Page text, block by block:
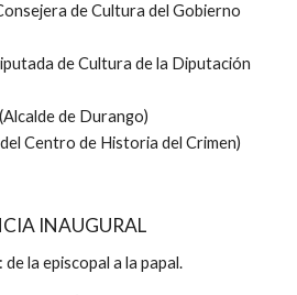
de Cultura del Gobierno
de Cultura de la Diputación
de Durango)
Centro de Historia del Crimen)
INAUGURAL
la episcopal a la papal.